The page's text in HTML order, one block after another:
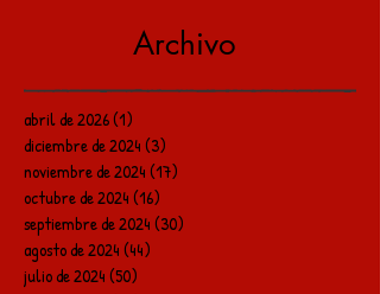
Archivo
abril de 2026(1)
diciembre de 2024(3)
noviembre de 2024(17)
octubre de 2024(16)
septiembre de 2024(30)
agosto de 2024(44)
julio de 2024(50)